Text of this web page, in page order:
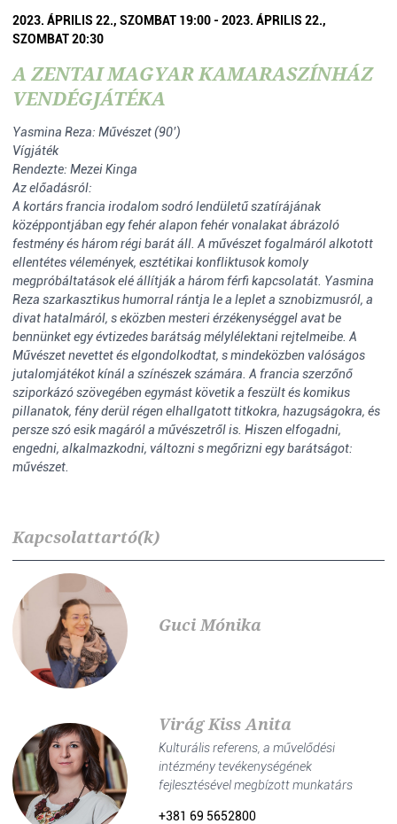
2023. ÁPRILIS 22., SZOMBAT 19:00 - 2023. ÁPRILIS 22.,
SZOMBAT 20:30
A ZENTAI MAGYAR KAMARASZÍNHÁZ
VENDÉGJÁTÉKA
Yasmina Reza: Művészet (90’)
Vígjáték
Rendezte: Mezei Kinga
Az előadásról:
A kortárs francia irodalom sodró lendületű szatírájának
középpontjában egy fehér alapon fehér vonalakat ábrázoló
festmény és három régi barát áll. A művészet fogalmáról alkotott
ellentétes vélemények, esztétikai konfliktusok komoly
megpróbáltatások elé állítják a három férfi kapcsolatát. Yasmina
Reza szarkasztikus humorral rántja le a leplet a sznobizmusról, a
divat hatalmáról, s eközben mesteri érzékenységgel avat be
bennünket egy évtizedes barátság mélylélektani rejtelmeibe. A
Művészet nevettet és elgondolkodtat, s mindeközben valóságos
jutalomjátékot kínál a színészek számára. A francia szerzőnő
sziporkázó szövegében egymást követik a feszült és komikus
pillanatok, fény derül régen elhallgatott titkokra, hazugságokra, és
persze szó esik magáról a művészetről is. Hiszen elfogadni,
engedni, alkalmazkodni, változni s megőrizni egy barátságot:
művészet.
Kapcsolattartó(k)
Guci Mónika
Virág Kiss Anita
Kulturális referens, a művelődési
intézmény tevékenységének
fejlesztésével megbízott munkatárs
+381 69 5652800